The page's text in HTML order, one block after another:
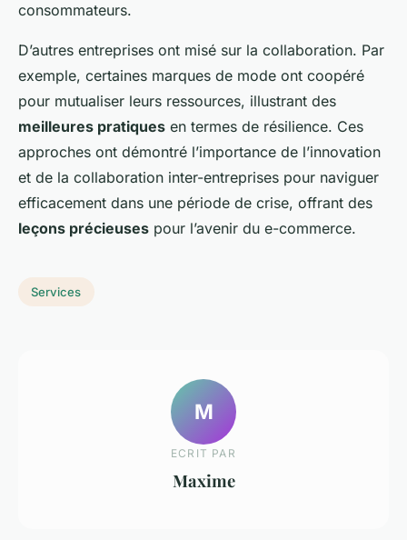
consommateurs.
D’autres entreprises ont misé sur la collaboration. Par
exemple, certaines marques de mode ont coopéré
pour mutualiser leurs ressources, illustrant des
meilleures pratiques en termes de résilience. Ces
approches ont démontré l’importance de l’innovation
et de la collaboration inter-entreprises pour naviguer
efficacement dans une période de crise, offrant des
leçons précieuses pour l’avenir du e-commerce.
Services
M
ECRIT PAR
Maxime